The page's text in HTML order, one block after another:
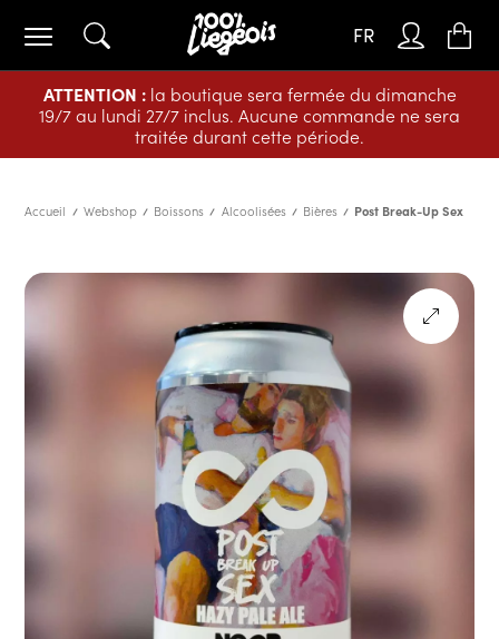
ATTENTION :la boutique sera fermée du dimanche
19/7 au lundi 27/7 inclus. Aucune commande ne sera
traitée durant cette période.
FR
Accueil Webshop Boissons Alcoolisées Bières Post Break-Up Sex